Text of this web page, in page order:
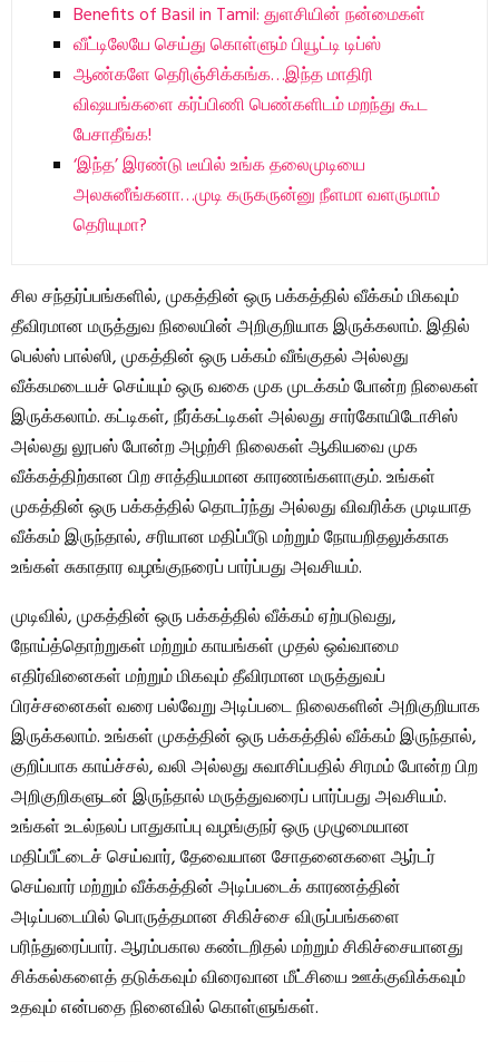
Benefits of Basil in Tamil: துளசியின் நன்மைகள்
வீட்டிலேயே செய்து கொள்ளும் பியூட்டி டிப்ஸ்
ஆண்களே தெரிஞ்சிக்கங்க…இந்த மாதிரி
விஷயங்களை கர்ப்பிணி பெண்களிடம் மறந்து கூட
பேசாதீங்க!
‘இந்த’ இரண்டு டீயில் உங்க தலைமுடியை
அலசுனீங்கனா…முடி கருகருன்னு நீளமா வளருமாம்
தெரியுமா?
சில சந்தர்ப்பங்களில், முகத்தின் ஒரு பக்கத்தில் வீக்கம் மிகவும்
தீவிரமான மருத்துவ நிலையின் அறிகுறியாக இருக்கலாம். இதில்
பெல்ஸ் பால்ஸி, முகத்தின் ஒரு பக்கம் வீங்குதல் அல்லது
வீக்கமடையச் செய்யும் ஒரு வகை முக முடக்கம் போன்ற நிலைகள்
இருக்கலாம். கட்டிகள், நீர்க்கட்டிகள் அல்லது சார்கோயிடோசிஸ்
அல்லது லூபஸ் போன்ற அழற்சி நிலைகள் ஆகியவை முக
வீக்கத்திற்கான பிற சாத்தியமான காரணங்களாகும். உங்கள்
முகத்தின் ஒரு பக்கத்தில் தொடர்ந்து அல்லது விவரிக்க முடியாத
வீக்கம் இருந்தால், சரியான மதிப்பீடு மற்றும் நோயறிதலுக்காக
உங்கள் சுகாதார வழங்குநரைப் பார்ப்பது அவசியம்.
முடிவில், முகத்தின் ஒரு பக்கத்தில் வீக்கம் ஏற்படுவது,
நோய்த்தொற்றுகள் மற்றும் காயங்கள் முதல் ஒவ்வாமை
எதிர்வினைகள் மற்றும் மிகவும் தீவிரமான மருத்துவப்
பிரச்சனைகள் வரை பல்வேறு அடிப்படை நிலைகளின் அறிகுறியாக
இருக்கலாம். உங்கள் முகத்தின் ஒரு பக்கத்தில் வீக்கம் இருந்தால்,
குறிப்பாக காய்ச்சல், வலி ​​அல்லது சுவாசிப்பதில் சிரமம் போன்ற பிற
அறிகுறிகளுடன் இருந்தால் மருத்துவரைப் பார்ப்பது அவசியம்.
உங்கள் உடல்நலப் பாதுகாப்பு வழங்குநர் ஒரு முழுமையான
மதிப்பீட்டைச் செய்வார், தேவையான சோதனைகளை ஆர்டர்
செய்வார் மற்றும் வீக்கத்தின் அடிப்படைக் காரணத்தின்
அடிப்படையில் பொருத்தமான சிகிச்சை விருப்பங்களை
பரிந்துரைப்பார். ஆரம்பகால கண்டறிதல் மற்றும் சிகிச்சையானது
சிக்கல்களைத் தடுக்கவும் விரைவான மீட்சியை ஊக்குவிக்கவும்
உதவும் என்பதை நினைவில் கொள்ளுங்கள்.